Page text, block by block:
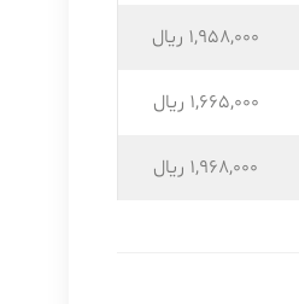
1,958,۰۰۰ ریال
1,665,۰۰۰ ریال
1,968,۰۰۰ ریال